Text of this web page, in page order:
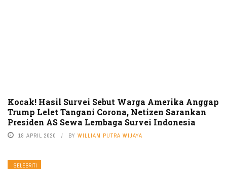
Kocak! Hasil Survei Sebut Warga Amerika Anggap
Trump Lelet Tangani Corona, Netizen Sarankan
Presiden AS Sewa Lembaga Survei Indonesia
18 APRIL 2020 BY WILLIAM PUTRA WIJAYA
SELEBRITI